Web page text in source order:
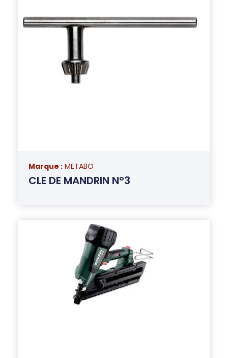
Marque : METABO
CLE DE MANDRIN N°3